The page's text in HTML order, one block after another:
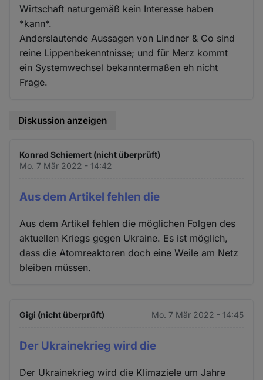
Wirtschaft naturgemäß kein Interesse haben
*kann*.
Anderslautende Aussagen von Lindner & Co sind
reine Lippenbekenntnisse; und für Merz kommt
ein Systemwechsel bekanntermaßen eh nicht
Frage.
Diskussion anzeigen
Konrad Schiemert (nicht überprüft)
Mo. 7 Mär 2022 - 14:42
Aus dem Artikel fehlen die
Aus dem Artikel fehlen die möglichen Folgen des
aktuellen Kriegs gegen Ukraine. Es ist möglich,
dass die Atomreaktoren doch eine Weile am Netz
bleiben müssen.
Gigi (nicht überprüft) Mo. 7 Mär 2022 - 14:45
Der Ukrainekrieg wird die
Der Ukrainekrieg wird die Klimaziele um Jahre